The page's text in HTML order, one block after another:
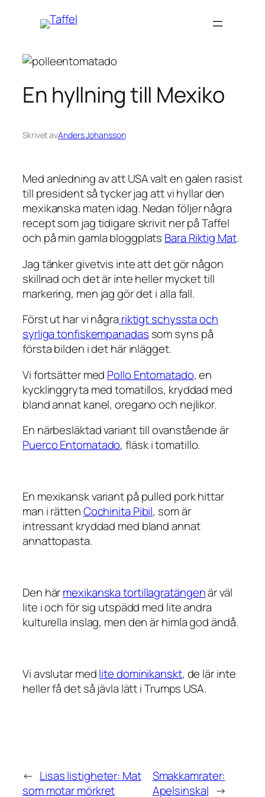
En hyllning till Mexiko
Skrivet avAnders Johansson
Med anledning av att USA valt en galen rasist
till president så tycker jag att vi hyllar den
mexikanska maten idag. Nedan följer några
recept som jag tidigare skrivit ner på Taffel
och på min gamla bloggplats Bara Riktig Mat.
Jag tänker givetvis inte att det gör någon
skillnad och det är inte heller mycket till
markering, men jag gör det i alla fall.
Först ut har vi några riktigt schyssta och
syrliga tonfiskempanadas som syns på
första bilden i det här inlägget.
Vi fortsätter med Pollo Entomatado, en
kycklinggryta med tomatillos, kryddad med
bland annat kanel, oregano och nejlikor.
En närbesläktad variant till ovanstående är
Puerco Entomatado, fläsk i tomatillo.
En mexikansk variant på pulled pork hittar
man i rättenCochinita Pibil, som är
intressant kryddad med bland annat
annattopasta.
Den härmexikanska tortillagratängenär väl
lite i och för sig utspädd med lite andra
kulturella inslag, men den är himla god ändå.
Vi avslutar medlite dominikanskt, de lär inte
heller få det så jävla lätt i Trumps USA.
← Lisas listigheter: Mat
som motar mörkret
Smakkamrater:
Apelsinskal →